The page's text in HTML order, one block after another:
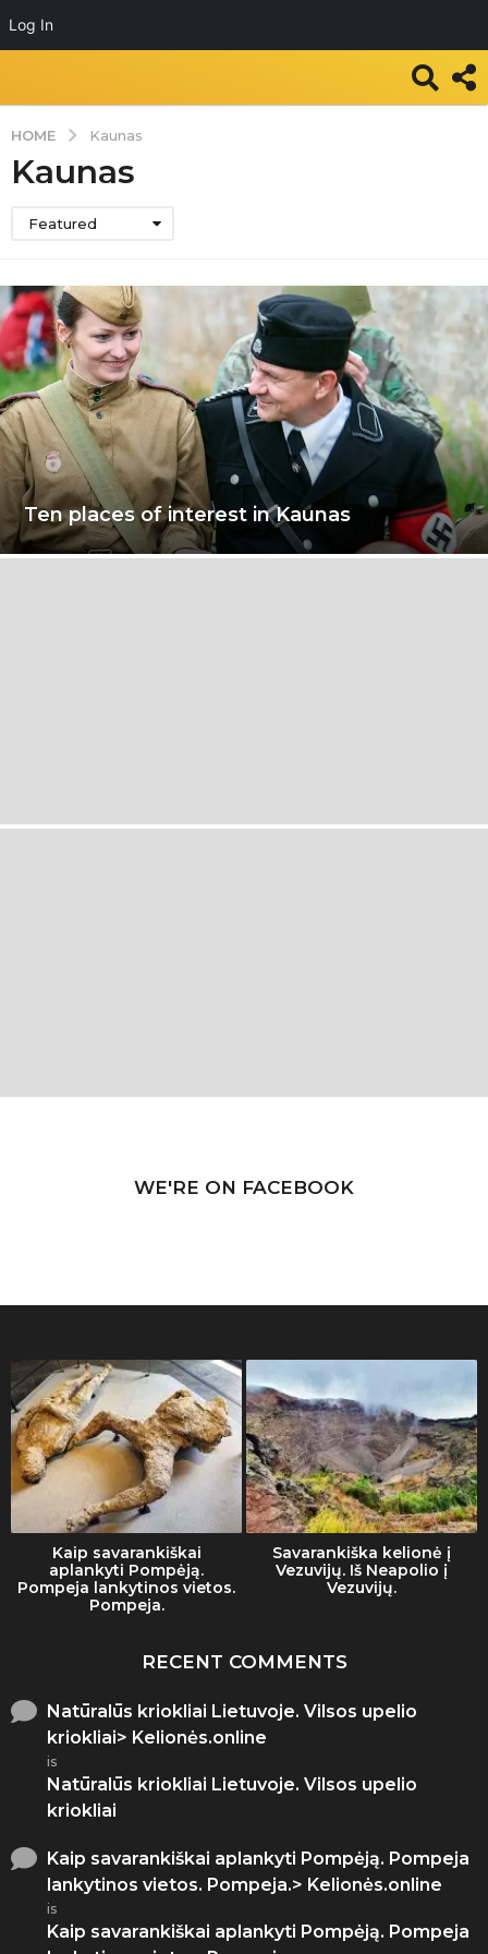
Log In
HOME Kaunas
Kaunas
Featured
Ten places of interest in Kaunas
WE'RE ON FACEBOOK
Kaip savarankiškai
aplankyti Pompėją.
Pompeja lankytinos vietos.
Pompeja.
Savarankiška kelionė į
Vezuvijų. Iš Neapolio į
Vezuvijų.
RECENT COMMENTS
Natūralūs kriokliai Lietuvoje. Vilsos upelio
kriokliai> Kelionės.online
is
Natūralūs kriokliai Lietuvoje. Vilsos upelio
kriokliai
Kaip savarankiškai aplankyti Pompėją. Pompeja
lankytinos vietos. Pompeja.> Kelionės.online
is
Kaip savarankiškai aplankyti Pompėją. Pompeja